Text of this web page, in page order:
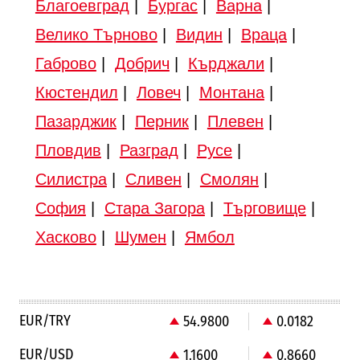
Благоевград Бургас| Варна|
Велико Търново| Видин Враца|
Габрово| Добрич Кърджали
Кюстендил
Ловеч Монтана|
Пазарджик| Перник| Плевен
Пловдив
Разград Русе|
Силистра| Сливен Смолян
София
Стара Загора| Търговище|
Хасково| Шумен Ямбол
EUR/TRY 54.9800
0.0182
EUR/USD
1.1600 0.8660